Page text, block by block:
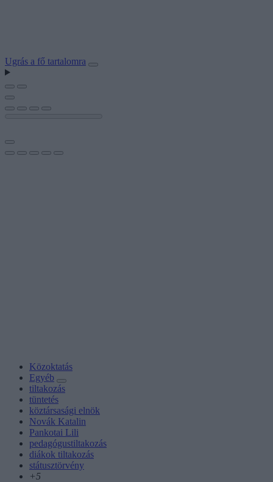
Ugrás a fő tartalomra
Közoktatás
Egyéb
tiltakozás
tüntetés
köztársasági elnök
Novák Katalin
Pankotai Lili
pedagógustiltakozás
diákok tiltakozás
státusztörvény
+5